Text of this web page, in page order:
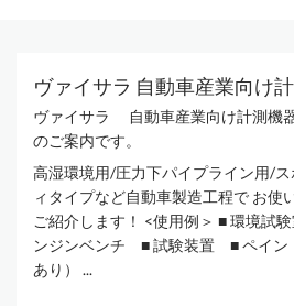
ヴァイサラ 自動車産業向け
ヴァイサラ 自動車産業向け計測機
のご案内です。
高湿環境用/圧力下パイプライン用/
ィタイプなど自動車製造工程で お使
ご紹介します！ <使用例＞ ■ 環境
ンジンベンチ ■ 試験装置 ■ ペイン
あり） ...